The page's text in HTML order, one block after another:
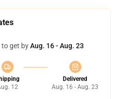
to get byAug. 16 - Aug. 23
12
Delivered
Aug. 16 - Aug. 23